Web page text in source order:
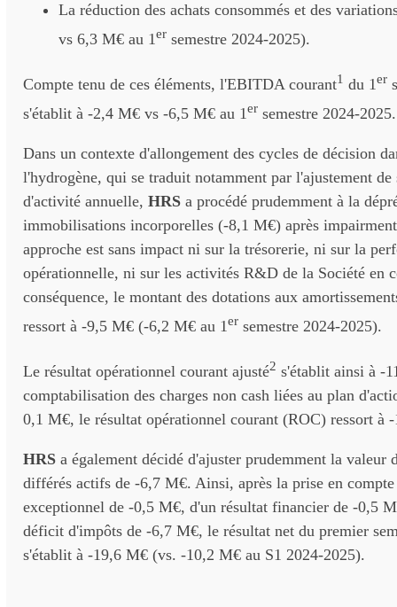
La réduction des achats consommés et des
vs 6,3 M€ au 1er semestre 2024-2025).
Compte tenu de ces éléments, l'EBITDA courant1 du 1er
s'établit à -2,4 M€ vs -6,5 M€ au 1er semestre 2024-2025.
Dans un contexte d'allongement des cycles de décision
l'hydrogène, qui se traduit notamment par l'ajustement de
d'activité annuelle, HRS a procédé prudemment à la
immobilisations incorporelles (-8,1 M€) après
approche est sans impact ni sur la trésorerie, ni sur la
opérationnelle, ni sur les activités R&D de la Société en
conséquence, le montant des dotations aux
ressort à -9,5 M€ (-6,2 M€ au 1er semestre 2024-2025).
Le résultat opérationnel courant ajusté2 s'établit ainsi à -
comptabilisation des charges non cash liées au plan
0,1 M€, le résultat opérationnel courant (ROC) ressort à
HRS a également décidé d'ajuster prudemment la valeur
différés actifs de -6,7 M€. Ainsi, après la prise en
exceptionnel de -0,5 M€, d'un résultat financier de -0,5
déficit d'impôts de -6,7 M€, le résultat net du premier
s'établit à -19,6 M€ (vs. -10,2 M€ au S1 2024-2025).